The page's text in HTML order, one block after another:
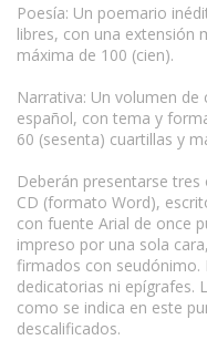
Poesía: Un poemario
libres, con una extensión
máxima de 100 (cien).
Narrativa: Un volumen
español, con tema y
60 (sesenta) cuartillas y
Deberán presentarse
CD (formato Word),
con fuente Arial de once
impreso por una sola
firmados con
dedicatorias ni epígrafes.
como se indica en este
descalificados.